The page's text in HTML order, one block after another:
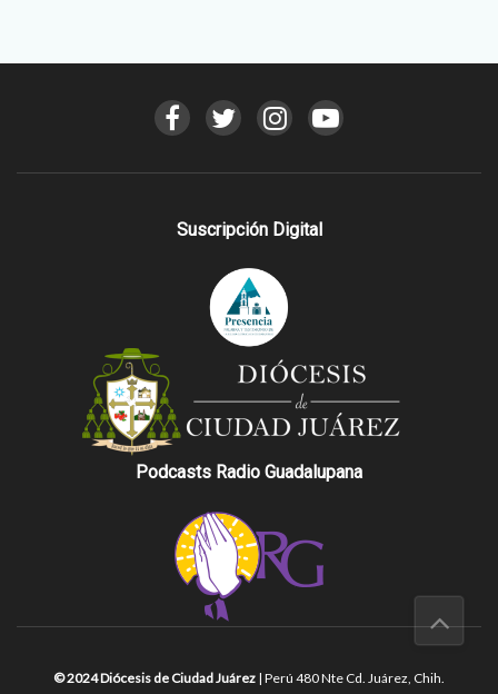
Suscripción Digital
Podcasts Radio Guadalupana
© 2024 Diócesis de Ciudad Juárez | Perú 480 Nte Cd. Juárez, Chih.